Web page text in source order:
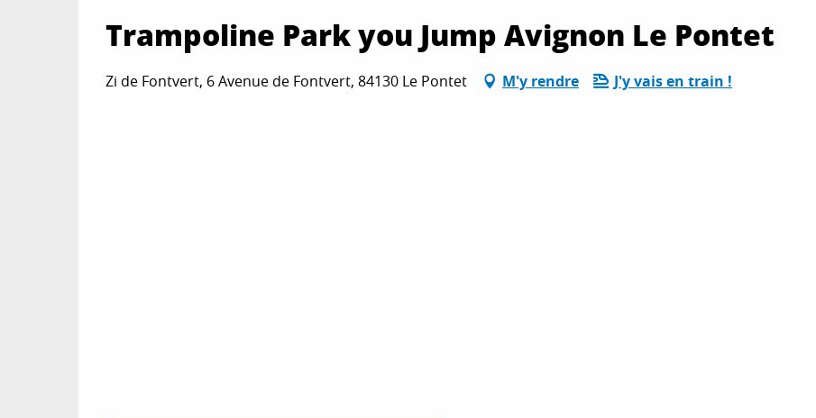
Trampoline Park you Jump Avignon Le Pontet
Zi de Fontvert, 6 Avenue de Fontvert, 84130 Le Pontet M'y rendre J'y vais en train !